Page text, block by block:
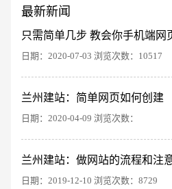
最新新闻
只需简单几步 教会你手机端网
日期：2020-07-03 浏览次数：10517
兰州建站：简单网页如何创建
日期：2020-04-09 浏览次数：
兰州建站：做网站的流程和注
日期：2019-12-10 浏览次数：8729